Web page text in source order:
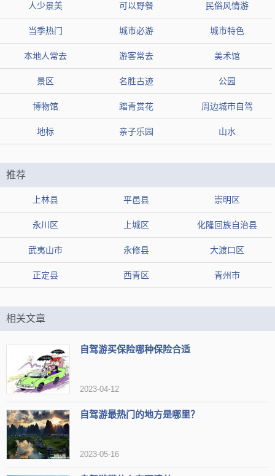
评论2：适合父母和儿童出游
评论3：不愧是当代世界最大佛教艺术圣堂
组图
推荐2：禅意小镇·拈花湾
风景区
【简介】禅意小镇·拈花湾位于无锡市滨湖区，是一个以禅修、
文化、自然为主题的特色小镇。
【开放时间】一月至十二月 周一至周日 开放时间: 00:00-24:00
【地址】江苏省无锡市滨湖区环山西路68号，(0510)85086637
可拍汉服 适合汉服爱好者 适合春天游玩
适合拍古风 适合拍照 可以修身养性 适合赏花
可看夜景
可以感受禅意 适合春季去
适合放松身心
【网友印象】
评论1：拈花湾的夜景也是颇具特色的，可以用心去好好体味
人少景美 可以野餐 民俗风情游
当季热门 城市必游 城市特色
本地人常去 游客常去 美术馆
景区 名胜古迹 公园
博物馆 踏青赏花 周边城市自驾
地标 亲子乐园 山水
推荐
上林县 平邑县 崇明区
永川区 上城区 化隆回族自治县
武夷山市 永修县 大渡口区
正定县 西青区 青州市
相关文章
自驾游买保险哪种保险合适
2023-04-12
自驾游最热门的地方是哪里？
2023-05-16